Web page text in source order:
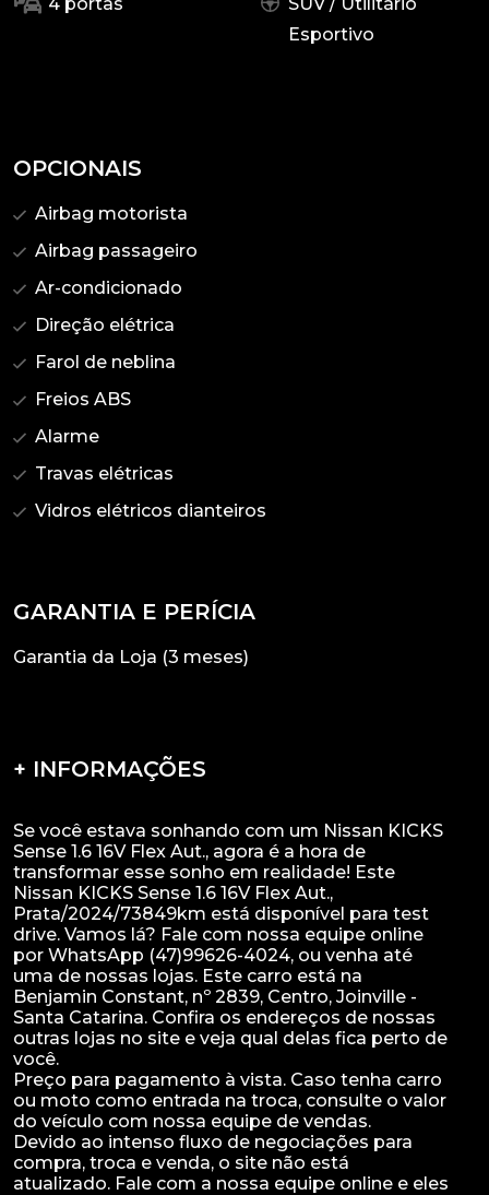
Esportivo
OPCIONAIS
Airbag motorista
Airbag passageiro
Ar-condicionado
Direção elétrica
Farol de neblina
Freios ABS
Alarme
Travas elétricas
Vidros elétricos dianteiros
GARANTIA E PERÍCIA
Garantia da Loja (3 meses)
+ INFORMAÇÕES
Se você estava sonhando com um Nissan KICKS
Sense 1.6 16V Flex Aut., agora é a hora de
transformar esse sonho em realidade! Este
Nissan KICKS Sense 1.6 16V Flex Aut.,
Prata/2024/73849km está disponível para test
drive. Vamos lá? Fale com nossa equipe online
por WhatsApp (47)99626-4024, ou venha até
uma de nossas lojas. Este carro está na
Benjamin Constant, nº 2839, Centro, Joinville -
Santa Catarina. Confira os endereços de nossas
outras lojas no site e veja qual delas fica perto de
você.
Preço para pagamento à vista. Caso tenha carro
ou moto como entrada na troca, consulte o valor
do veículo com nossa equipe de vendas.
Devido ao intenso fluxo de negociações para
compra, troca e venda, o site não está
atualizado. Fale com a nossa equipe online e eles